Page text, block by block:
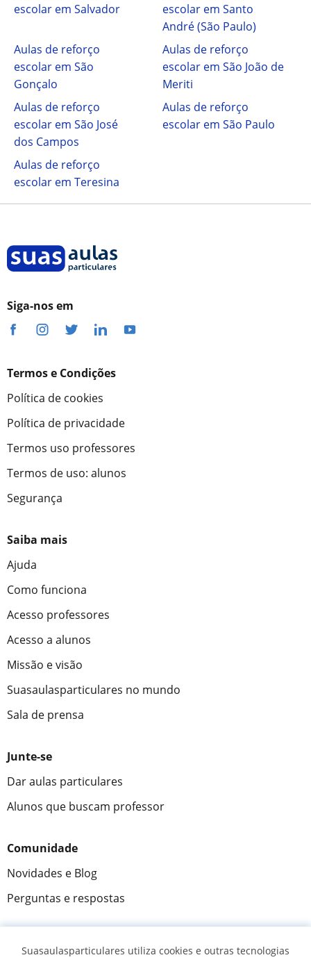
escolar em Salvador
escolar em Santo
André (São Paulo)
Aulas de reforço
escolar em São
Gonçalo
Aulas de reforço
escolar em São João de
Meriti
Aulas de reforço
escolar em São José
dos Campos
Aulas de reforço
escolar em São Paulo
Aulas de reforço
escolar em Teresina
Siga-nos em
Termos e Condições
Política de cookies
Política de privacidade
Termos uso professores
Termos de uso: alunos
Segurança
Saiba mais
Ajuda
Como funciona
Acesso professores
Acesso a alunos
Missão e visão
Suasaulasparticulares no mundo
Sala de prensa
Junte-se
Dar aulas particulares
Alunos que buscam professor
Comunidade
Novidades e Blog
Perguntas e respostas
Suasaulasparticulares utiliza cookies e outras tecnologias